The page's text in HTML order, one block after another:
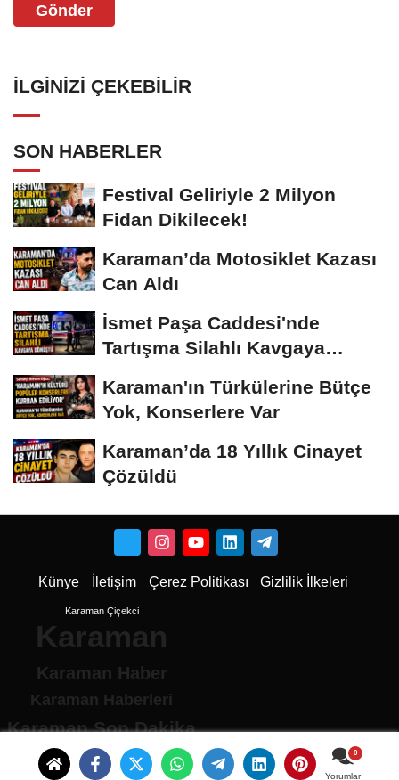
Yorumlar
Gönder
İLGINIZI ÇEKEBILIR
SON HABERLER
Festival Geliriyle 2 Milyon
Fidan Dikilecek!
Karaman’da Motosiklet Kazası
Can Aldı
İsmet Paşa Caddesi'nde
Tartışma Silahlı Kavgaya
Karaman'ın Türkülerine Bütçe
Yok, Konserlere Var
Karaman’da 18 Yıllık Cinayet
Çözüldü
Künye İletişim Çerez Politikası Gizlilik İlkeleri
Karaman Çiçekci
Karaman
Karaman Haber
Karaman Haberleri
Karaman Son Dakika
Karaman son dakika Haberleri
Karamandan haberler